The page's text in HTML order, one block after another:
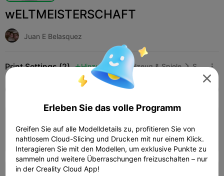
wELTMEISTERSCHAFT
Juan E Belasquez
Print Settings (2) Hinzufügen Spielzeug & Spiele  Sonstige 
 03h 36m  1 plates  179.15g

Erleben Sie das volle Programm
Greifen Sie auf alle Modelldetails zu, profitieren Sie von
nahtlosem Cloud-Slicing und Drucken mit nur einem Klick.
Interagieren Sie mit den Modellen, um exklusive Punkte zu
sammeln und weitere Überraschungen freizuschalten – nur
in der Creality Cloud App!